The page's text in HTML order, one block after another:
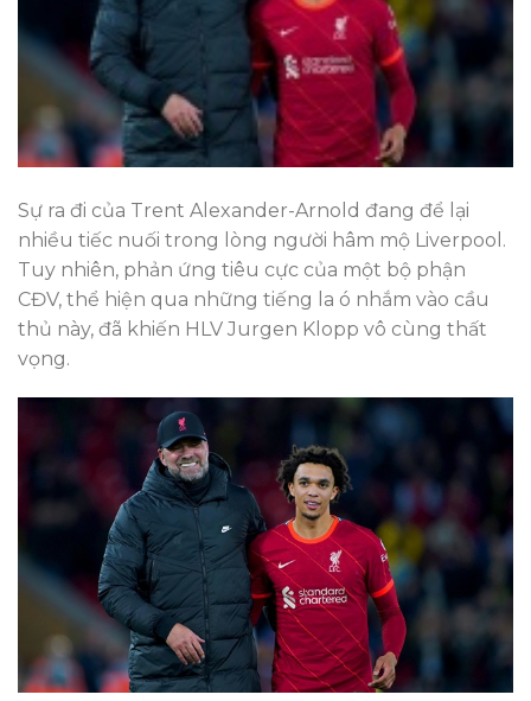
Sự ra đi của Trent Alexander-Arnold đang để lại
nhiều tiếc nuối trong lòng người hâm mộ Liverpool.
Tuy nhiên, phản ứng tiêu cực của một bộ phận
CĐV, thể hiện qua những tiếng la ó nhắm vào cầu
thủ này, đã khiến HLV Jurgen Klopp vô cùng thất
vọng.